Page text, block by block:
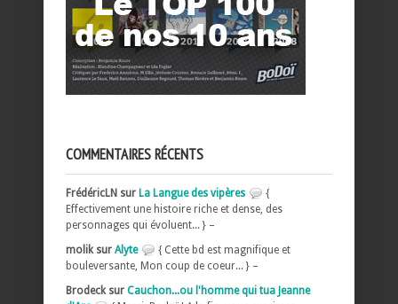
COMMENTAIRES RÉCENTS
FrédéricLN sur La Langue des vipères
{
Effectivement une histoire riche et dense, des
personnages qui évoluent... } –
molik sur Alyte
{ Cette bd est magnifique et
bouleversante, Mon coup de coeur... } –
Brodeck sur Cauchon...ou l'homme qui tua Jeanne